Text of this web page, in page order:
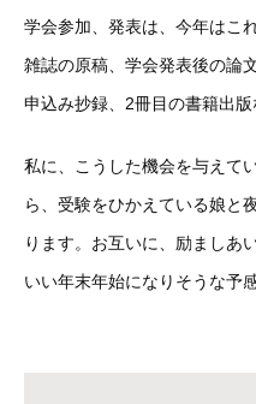
学会参加、発表は、今年はこ
雑誌の原稿、学会発表後の論
申込み抄録、2冊目の書籍出版
私に、こうした機会を与えて
ら、受験をひかえている娘と
ります。お互いに、励ましあ
いい年末年始になりそうな予